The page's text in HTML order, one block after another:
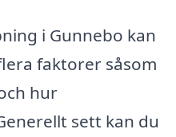
i Gunnebo kan
faktorer såsom
hur
sett kan du